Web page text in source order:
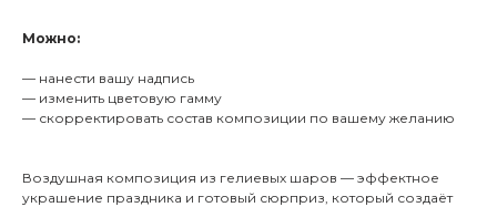
Можно:
— нанести вашу надпись
— изменить цветовую гамму
— скорректировать состав композиции по вашему желанию
Воздушная композиция из гелиевых шаров — эффектное
украшение праздника и готовый сюрприз, который создаёт